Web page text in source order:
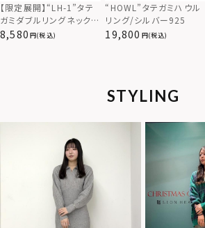
【限定展開】“LH-1”タテ
ガミダブルリングネックレ
ス（ツイスト/シルバー）/
8,580 (税込)
“HOWL”タテガミハウル
リング/シルバー925
19,800 (税込)
STYLING